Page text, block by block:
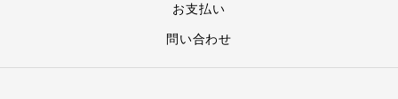
お支払い
問い合わせ